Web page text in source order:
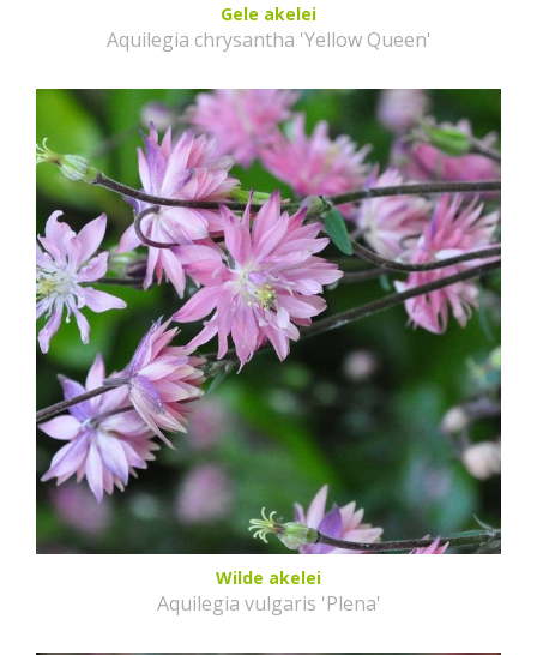
Gele akelei
Aquilegia chrysantha 'Yellow Queen'
Wilde akelei
Aquilegia vulgaris 'Plena'